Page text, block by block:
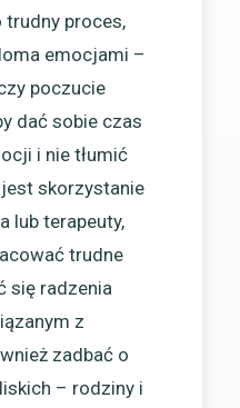
trudny proces,
emocjami –
poczucie
dać sobie czas
i nie tłumić
skorzystanie
lub terapeuty,
trudne
się radzenia
z
zadbać o
– rodziny i